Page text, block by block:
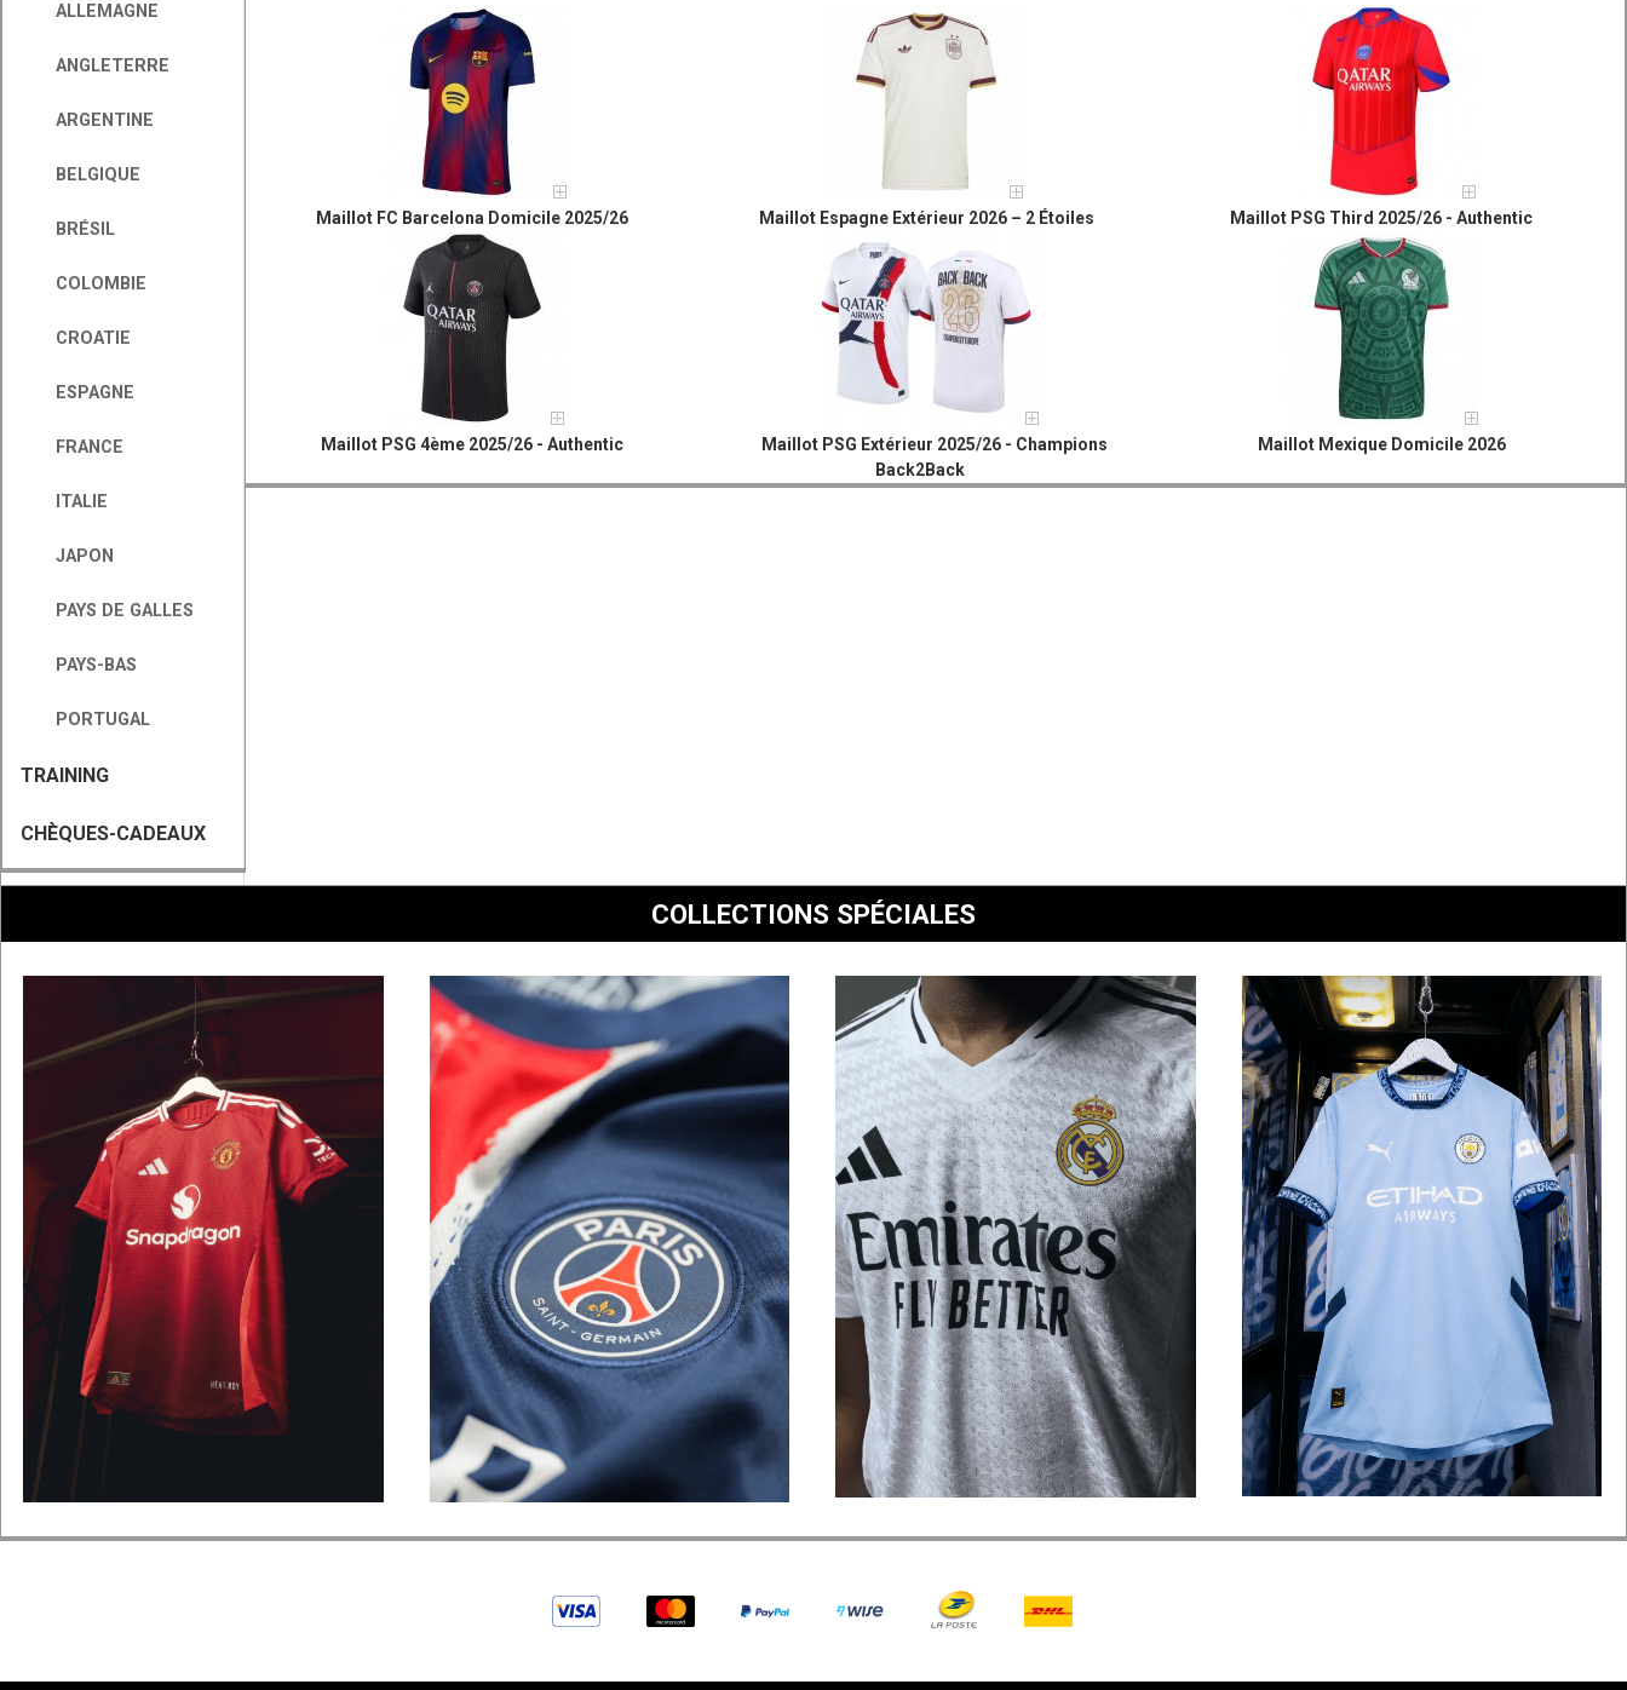
ALLEMAGNE
ANGLETERRE
ARGENTINE
BELGIQUE
BRÉSIL
COLOMBIE
CROATIE
ESPAGNE
FRANCE
ITALIE
JAPON
PAYS DE GALLES
PAYS-BAS
PORTUGAL
TRAINING
CHÈQUES-CADEAUX
Maillot FC Barcelona Domicile 2025/26 Maillot Espagne Extérieur 2026 – 2 Étoiles Maillot PSG Third 2025/26 - Authentic
Maillot PSG 4ème 2025/26 - Authentic
Maillot PSG Extérieur 2025/26 - Champions
Back2Back
Maillot Mexique Domicile 2026
COLLECTIONS SPÉCIALES